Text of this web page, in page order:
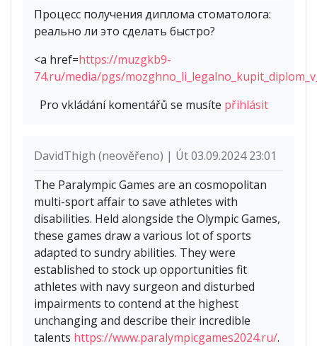
Процесс получения диплома стоматолога:
реально ли это сделать быстро?
<a href=https://muzgkb9-
74.ru/media/pgs/
Pro vkládání komentářů se musíte přihlásit
DavidThigh (neověřeno) | Út 03.09.2024 23:01
The Paralympic Games are an cosmopolitan
multi-sport affair to save athletes with
disabilities. Held alongside the Olympic Games,
these games draw a various lot of sports
adapted to sundry abilities. They were
established to stock up opportunities fit
athletes with navy surgeon and disturbed
impairments to contend at the highest
unchanging and describe their incredible
talents https://www.paralympicgames2024.ru/.